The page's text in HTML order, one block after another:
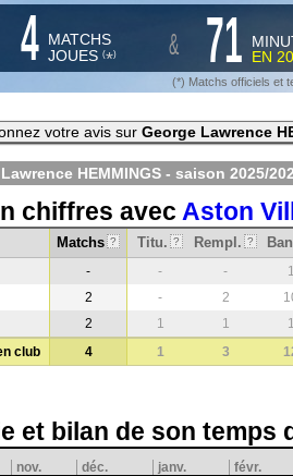
4 MATCHS
JOUES (*) & 71
EN
(*) Matchs officiels et
votre avis sur George Lawrence
HEMMINGS - saison 2025/
chiffres avec Aston
Matchs ? Titu. ? Rempl. ?
- - -
2 - 2
2 1 1
club
4 1 3
et bilan de son temps
nov. déc. janv. févr.